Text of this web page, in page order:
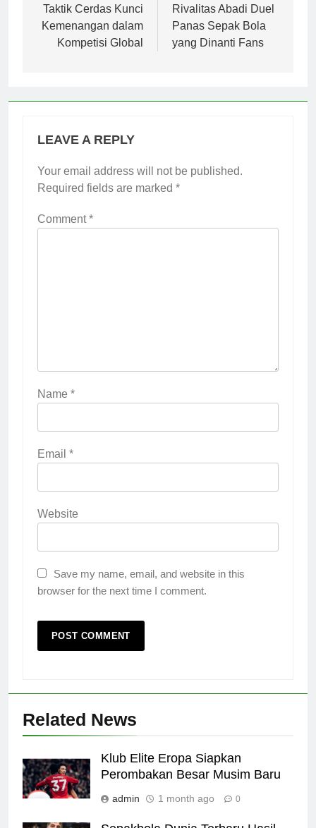
navigation
Taktik Cerdas Kunci
Kemenangan dalam
Kompetisi Global
Rivalitas Abadi Duel
Panas Sepak Bola
yang Dinanti Fans
LEAVE A REPLY
Your email address will not be published.
Required fields are marked *
Comment*
Name *
Email *
Website
Save my name, email, and website in this
browser for the next time I comment.
Related News
Klub Elite Eropa Siapkan
Perombakan Besar Musim Baru
admin 1 month ago 0